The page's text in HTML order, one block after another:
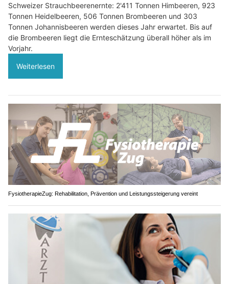
Schweizer Strauchbeerenernte: 2'411 Tonnen Himbeeren, 923
Tonnen Heidelbeeren, 506 Tonnen Brombeeren und 303
Tonnen Johannisbeeren werden dieses Jahr erwartet. Bis auf
die Brombeeren liegt die Ernteschätzung überall höher als im
Vorjahr.
Weiterlesen
FysiotherapieZug: Rehabilitation, Prävention und Leistungssteigerung vereint